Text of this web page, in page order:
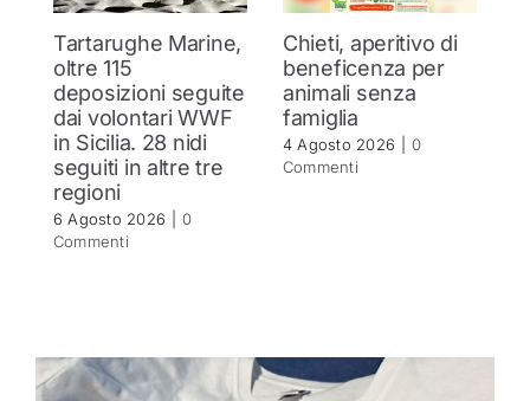
Tartarughe Marine,
oltre 115
deposizioni seguite
dai volontari WWF
in Sicilia. 28 nidi
seguiti in altre tre
regioni
6 Agosto 2026
0
Commenti
Chieti, aperitivo di
beneficenza per
animali senza
famiglia
4 Agosto 2026
0
Commenti